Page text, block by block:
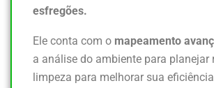
esfregões.
Ele conta com o mapeamento
a análise do ambiente para planejar
limpeza para melhorar sua